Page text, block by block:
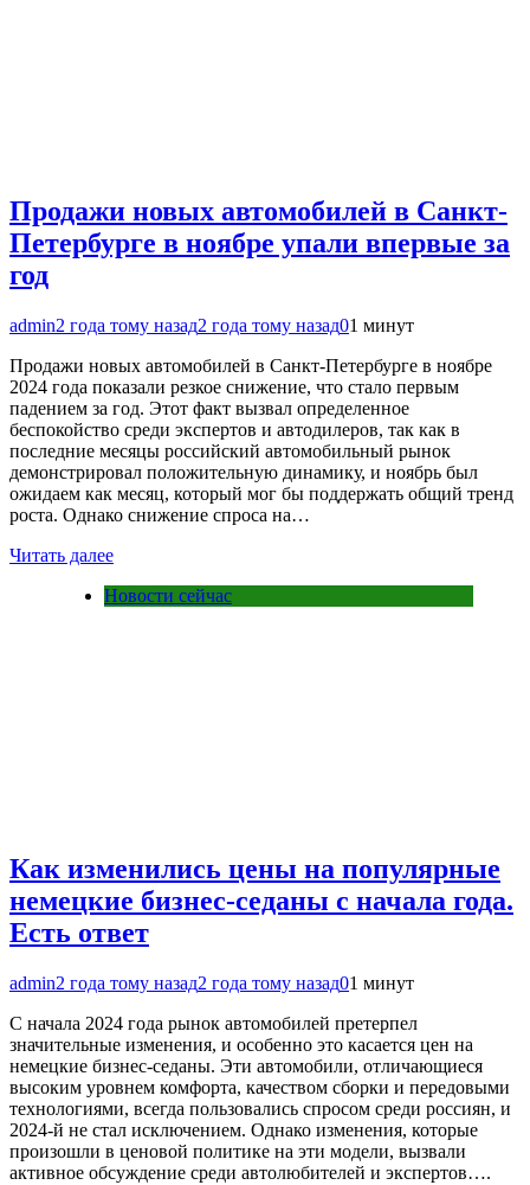
Продажи новых автомобилей в Санкт-
Петербурге в ноябре упали впервые за
год
admin2 года тому назад2 года тому назад01 минут
Продажи новых автомобилей в Санкт-Петербурге в ноябре
2024 года показали резкое снижение, что стало первым
падением за год. Этот факт вызвал определенное
беспокойство среди экспертов и автодилеров, так как в
последние месяцы российский автомобильный рынок
демонстрировал положительную динамику, и ноябрь был
ожидаем как месяц, который мог бы поддержать общий тренд
роста. Однако снижение спроса на…
Читать далее
Новости сейчас
Как изменились цены на популярные
немецкие бизнес-седаны с начала года.
Есть ответ
admin2 года тому назад2 года тому назад01 минут
С начала 2024 года рынок автомобилей претерпел
значительные изменения, и особенно это касается цен на
немецкие бизнес-седаны. Эти автомобили, отличающиеся
высоким уровнем комфорта, качеством сборки и передовыми
технологиями, всегда пользовались спросом среди россиян, и
2024-й не стал исключением. Однако изменения, которые
произошли в ценовой политике на эти модели, вызвали
активное обсуждение среди автолюбителей и экспертов….